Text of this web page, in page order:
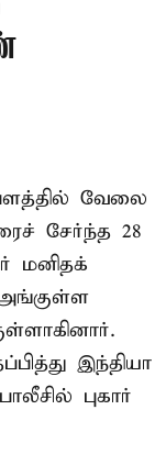
வேலை
சேர்ந்த 28
மனிதக்
இந்தியா
புகார்